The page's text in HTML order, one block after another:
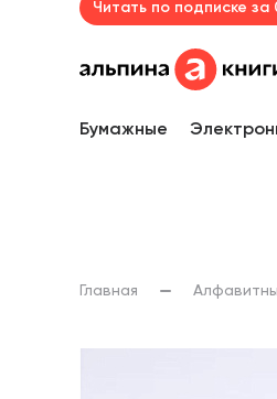
Читать по подписке за
Бумажные
Главная